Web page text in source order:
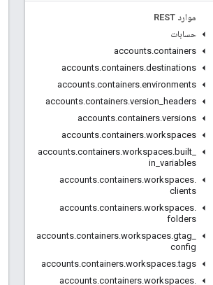
موارد REST
حسابات
accounts.containers
accounts.containers.destinations
accounts.containers.environments
accounts.containers.version headers
accounts.containers.versions
accounts.containers.workspaces
accounts.containers.workspaces.built
in variables
accounts.containers.workspaces.
clients
accounts.containers.workspaces.
folders
accounts.containers.workspaces.gtag
config
accounts.containers.workspaces.tags
accounts.containers.workspaces.